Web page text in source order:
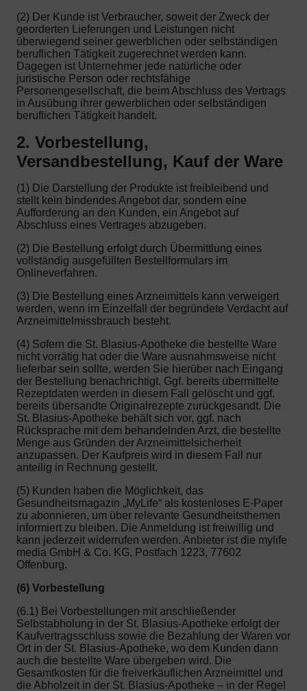
(2) Der Kunde ist Verbraucher, soweit der Zweck der
georderten Lieferungen und Leistungen nicht
überwiegend seiner gewerblichen oder selbständigen
beruflichen Tätigkeit zugerechnet werden kann.
Dagegen ist Unternehmer jede natürliche oder
juristische Person oder rechtsfähige
Personengesellschaft, die beim Abschluss des Vertrags
in Ausübung ihrer gewerblichen oder selbständigen
beruflichen Tätigkeit handelt.
2. Vorbestellung,
Versandbestellung, Kauf der Ware
(1) Die Darstellung der Produkte ist freibleibend und
stellt kein bindendes Angebot dar, sondern eine
Aufforderung an den Kunden, ein Angebot auf
Abschluss eines Vertrages abzugeben.
(2) Die Bestellung erfolgt durch Übermittlung eines
vollständig ausgefüllten Bestellformulars im
Onlineverfahren.
(3) Die Bestellung eines Arzneimittels kann verweigert
werden, wenn im Einzelfall der begründete Verdacht auf
Arzneimittelmissbrauch besteht.
(4) Sofern die St. Blasius-Apotheke die bestellte Ware
nicht vorrätig hat oder die Ware ausnahmsweise nicht
lieferbar sein sollte, werden Sie hierüber nach Eingang
der Bestellung benachrichtigt. Ggf. bereits übermittelte
Rezeptdaten werden in diesem Fall gelöscht und ggf.
bereits übersandte Originalrezepte zurückgesandt. Die
St. Blasius-Apotheke behält sich vor, ggf. nach
Rücksprache mit dem behandelnden Arzt, die bestellte
Menge aus Gründen der Arzneimittelsicherheit
anzupassen. Der Kaufpreis wird in diesem Fall nur
anteilig in Rechnung gestellt.
(5) Kunden haben die Möglichkeit, das
Gesundheitsmagazin „MyLife“ als kostenloses E-Paper
zu abonnieren, um über relevante Gesundheitsthemen
informiert zu bleiben. Die Anmeldung ist freiwillig und
kann jederzeit widerrufen werden. Anbieter ist die mylife
media GmbH & Co. KG, Postfach 1223, 77602
Offenburg.
(6) Vorbestellung
(6.1) Bei Vorbestellungen mit anschließender
Selbstabholung in der St. Blasius-Apotheke erfolgt der
Kaufvertragsschluss sowie die Bezahlung der Waren vor
Ort in der St. Blasius-Apotheke, wo dem Kunden dann
auch die bestellte Ware übergeben wird. Die
Gesamtkosten für die freiverkäuflichen Arzneimittel und
die Abholzeit in der St. Blasius-Apotheke – in der Regel